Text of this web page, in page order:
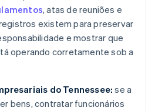
, atas de reuniões e
existem para preservar
e mostrar que
operando corretamente sob a
do Tennessee:se a
bens, contratar funcionários